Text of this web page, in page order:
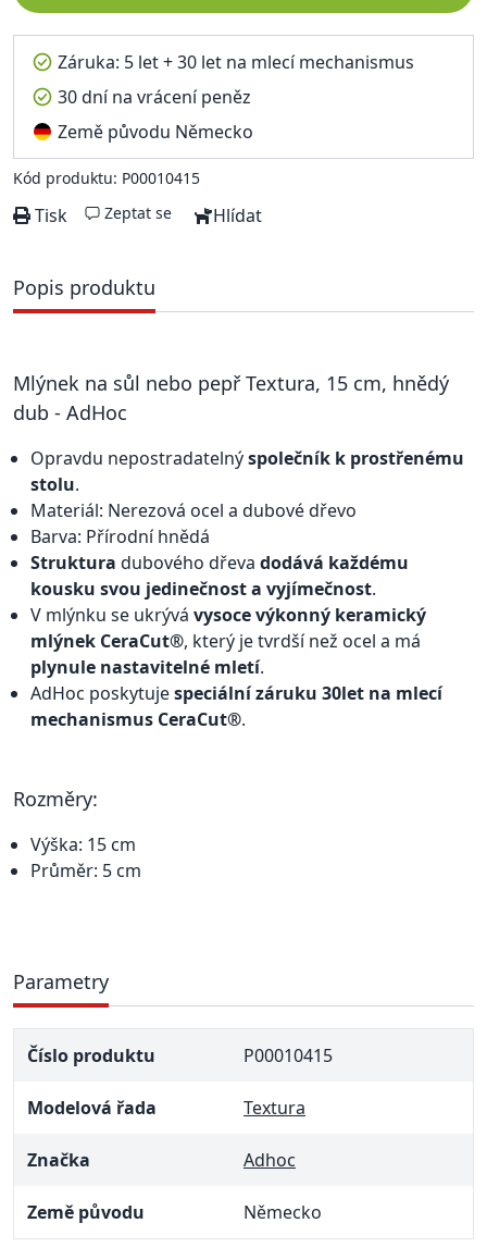
Záruka: 5 let + 30 let na mlecí mechanismus
30 dní na vrácení peněz
Země původu Německo
Kód produktu: P00010415
Tisk Zeptat se Hlídat
Popis produktu
Mlýnek na sůl nebo pepř Textura, 15 cm, hnědý
dub - AdHoc
Opravdu nepostradatelnýspolečník k prostřenému
stolu.
Materiál: Nerezová ocel a dubové dřevo
Barva: Přírodní hnědá
Struktura dubového dřeva dodává každému
kousku svou jedinečnost a vyjímečnost.
V mlýnku se ukrývá vysoce výkonný keramický
mlýnek CeraCut®, který je tvrdší než ocel a má
plynule nastavitelné mletí.
AdHoc poskytujespeciální záruku 30let na mlecí
mechanismus CeraCut®.
Rozměry:
Výška: 15 cm
Průměr: 5 cm
Parametry
Číslo produktu P00010415
Modelová řada Textura
Značka Adhoc
Země původu Německo